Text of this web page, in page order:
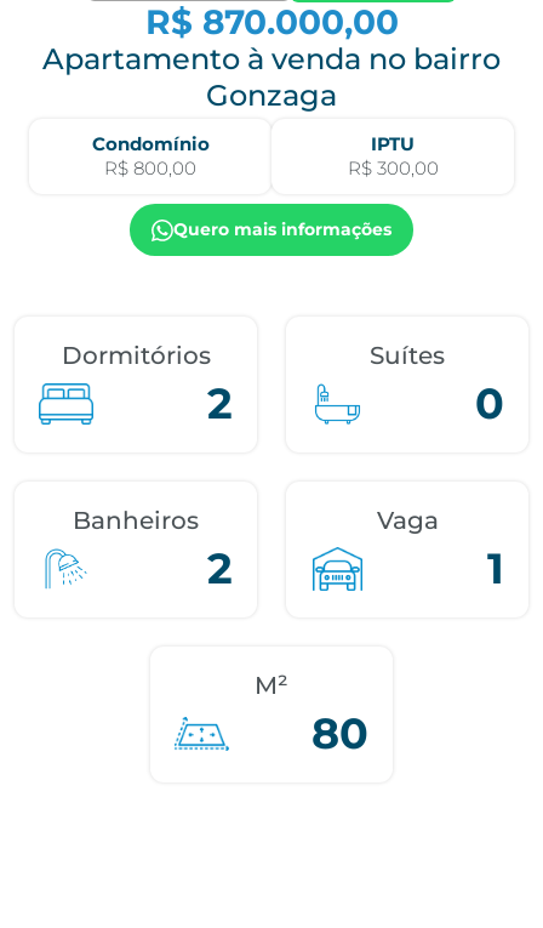
R$ 870.000,00
Apartamento à venda no bairro
Gonzaga
Condomínio
R$ 800,00
IPTU
R$ 300,00
Quero mais informações
Dormitórios
2
Suítes
0
Banheiros
2
Vaga
1
M²
80